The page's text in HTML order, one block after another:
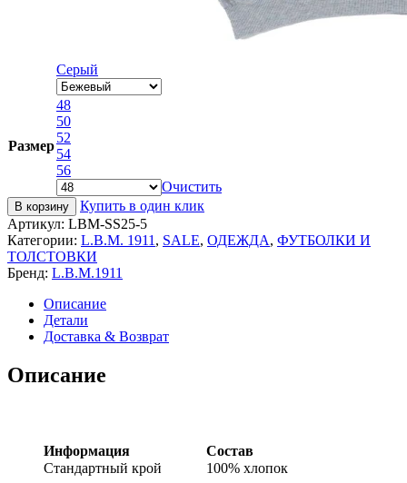
Серый
Размер
48
50
52
54
56
Очистить
В корзину
Купить в один клик
Артикул: LBM-SS25-5
Категории: L.B.M. 1911 , SALE, ОДЕЖДА, ФУТБОЛКИ И
ТОЛСТОВКИ
Бренд: L.B.M.1911
Описание
Детали
Доставка & Возврат
Описание
Информация
Стандартный крой
Состав
100% хлопок